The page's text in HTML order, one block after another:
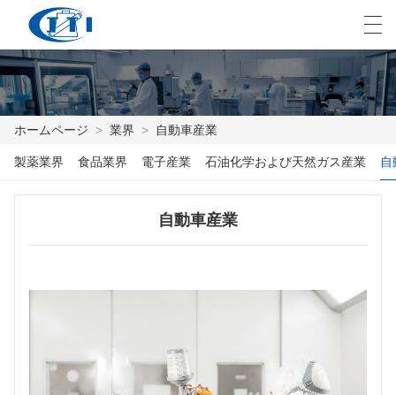
ホームページ
カスタマイズ
私たちについて
العربية česky
ホームページ > 業界 > 自動車産業
製薬業界 食品業界 電子産業 石油化学および天然ガス産業
自動車産業